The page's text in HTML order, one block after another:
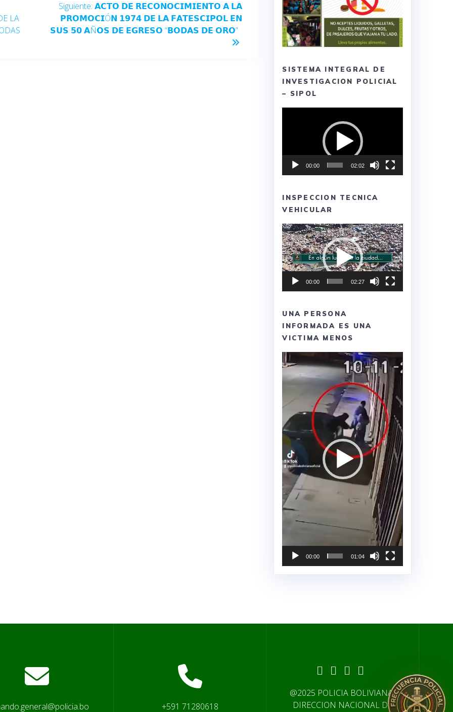
LA
Siguiente: 𝗔𝗖𝗧𝗢 𝗗𝗘 𝗥𝗘𝗖𝗢𝗡𝗢𝗖𝗜𝗠𝗜𝗘𝗡𝗧𝗢 𝗔 𝗟𝗔
𝗣𝗥𝗢𝗠𝗢𝗖𝗜Ó𝗡 𝟭𝟵𝟳𝟰 𝗗𝗘 𝗟𝗔 𝗙𝗔𝗧𝗘𝗦𝗖𝗜𝗣𝗢𝗟 𝗘𝗡
𝗦𝗨𝗦 𝟱𝟬 𝗔Ñ𝗢𝗦 𝗗𝗘 𝗘𝗚𝗥𝗘𝗦𝗢 “𝗕𝗢𝗗𝗔𝗦 𝗗𝗘 𝗢𝗥𝗢”
SISTEMA INTEGRAL DE
INVESTIGACION POLICIAL
– SIPOL
00:00 02:02
INSPECCION TECNICA
VEHICULAR
Reproductor
de
vídeo
00:00 02:27
UNA PERSONA
INFORMADA ES UNA
VICTIMA MENOS
Reproductor
de
vídeo
00:00 01:04
+591 71280618
@2025 POLICIA BOLIVIANA-
DIRECCION NACIONAL DE